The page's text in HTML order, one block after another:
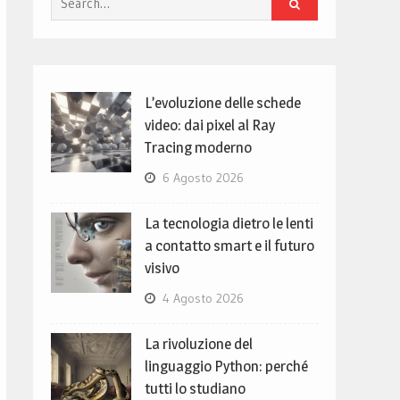
for:
L’evoluzione delle schede
video: dai pixel al Ray
Tracing moderno
6 Agosto 2026
La tecnologia dietro le lenti
a contatto smart e il futuro
visivo
4 Agosto 2026
La rivoluzione del
linguaggio Python: perché
tutti lo studiano